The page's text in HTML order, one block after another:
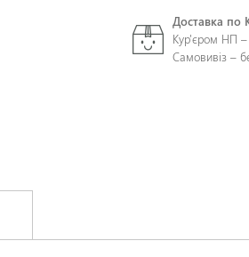
Доставка по
Кур'єром НП
Самовивіз –